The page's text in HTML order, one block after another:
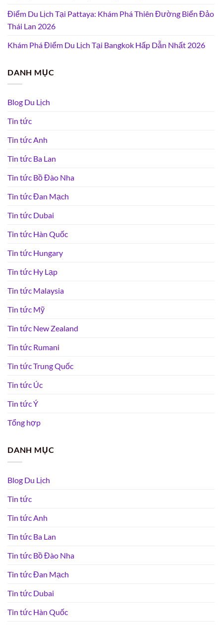
Điểm Du Lịch Tại Pattaya: Khám Phá Thiên Đường Biển Đảo
Thái Lan 2026
Khám Phá Điểm Du Lịch Tại Bangkok Hấp Dẫn Nhất 2026
DANH MỤC
Blog Du Lịch
Tin tức
Tin tức Anh
Tin tức Ba Lan
Tin tức Bồ Đào Nha
Tin tức Đan Mạch
Tin tức Dubai
Tin tức Hàn Quốc
Tin tức Hungary
Tin tức Hy Lạp
Tin tức Malaysia
Tin tức Mỹ
Tin tức New Zealand
Tin tức Rumani
Tin tức Trung Quốc
Tin tức Úc
Tin tức Ý
Tổng hợp
DANH MỤC
Blog Du Lịch
Tin tức
Tin tức Anh
Tin tức Ba Lan
Tin tức Bồ Đào Nha
Tin tức Đan Mạch
Tin tức Dubai
Tin tức Hàn Quốc